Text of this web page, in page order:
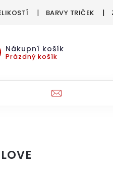
BARVY TRIČEK
Nákupní košík
Prázdný košík